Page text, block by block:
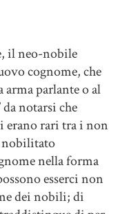
il neo-nobile
cognome, che
parlante o al
notarsi che
erano rari tra i non
nobilitato
nella forma
esserci non
dei nobili; di